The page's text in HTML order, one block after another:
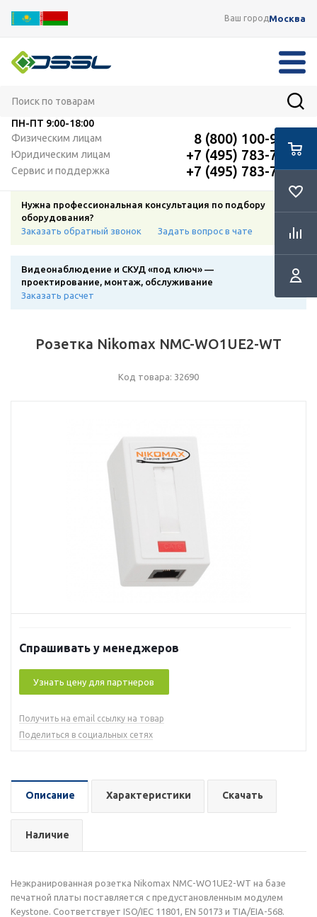
Ваш городМосква
ПН-ПТ 9:00-18:00
Физическим лицам
8 (800) 100-91-12
Юридическим лицам +7 (495) 783-72-87
Сервис и поддержка +7 (495) 783-72-87
Нужна профессиональная консультация по подбору
оборудования?
Заказать обратный звонок
Задать вопрос в чате
Видеонаблюдение и СКУД «под ключ» —
проектирование, монтаж, обслуживание
Заказать расчет
Розетка Nikomax NMC-WO1UE2-WT
Код товара: 32690
Спрашивать у менеджеров
Узнать цену для партнеров
Получить на email ссылку на товар
Поделиться в социальных сетях
Описание Характеристики Скачать
Наличие
Неэкранированная розетка Nikomax NMC-WO1UE2-WT на базе
печатной платы поставляется с предустановленным модулем
Keystone. Соответствует ISO/IEC 11801, EN 50173 и TIA/EIA-568.